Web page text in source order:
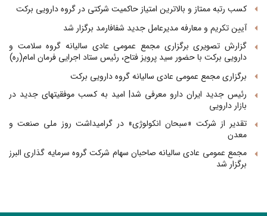
کسب رتبه ممتاز و بالاترین امتیاز حاکمیت شرکتی در گروه دارویی برکت
آیین تکریم و معارفه مدیرعامل جدید شفافارمد برگزار شد
گزارش تصویری برگزاری مجمع عمومی عادی سالیانه گروه سلامت و
دارویی برکت با حضور سید پرویز فتاح، رئیس ستاد اجرایی فرمان امام(ره)
برگزاری مجمع عمومی عادی سالیانه گروه دارویی برکت
رئیس جدید ایران دارو معرفی شد| امید به کسب موفقیتهای جدید در
بازار دارویی
تقدیر از شرکت «سبحان انکولوژی» در گرامیداشت روز ملی صنعت و
معدن
مجمع عمومی عادی سالیانه صاحبان سهام شرکت گروه سرمایه گذاری البرز
برگزار شد